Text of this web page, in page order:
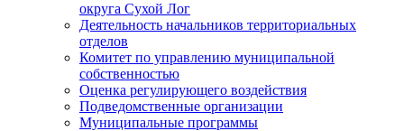
округа Сухой Лог
Деятельность начальников территориальных
отделов
Комитет по управлению муниципальной
собственностью
Оценка регулирующего воздействия
Подведомственные организации
Муниципальные программы